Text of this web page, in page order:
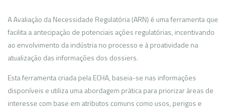
A Avaliação da Necessidade Regulatória (ARN) é uma ferramenta que
facilita a antecipação de potenciais ações regulatórias, incentivando
ao envolvimento da indústria no processo e à proatividade na
atualização das informações dos dossiers.
Esta ferramenta criada pela ECHA, baseia-se nas informações
disponíveis e utiliza uma abordagem prática para priorizar áreas de
interesse com base em atributos comuns como usos, perigos e